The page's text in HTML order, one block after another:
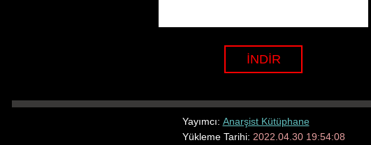
İNDİR
Yayımcı: Anarşist Kütüphane
Yükleme Tarihi: 2022.04.30 19:54:08